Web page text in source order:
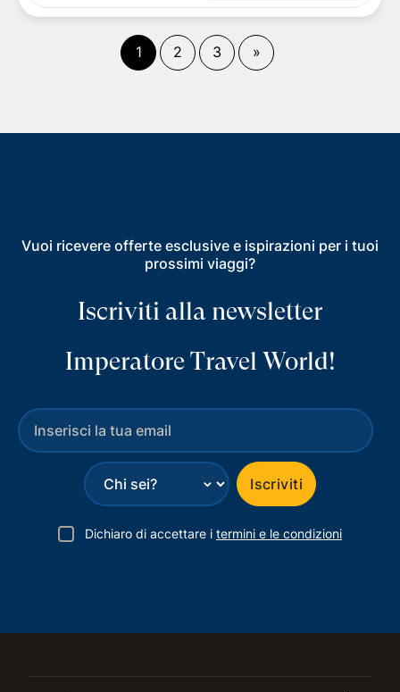
1( corrente)
2 3 »Fine
Vuoi ricevere offerte esclusive e ispirazioni per i tuoi
prossimi viaggi?
Iscriviti alla newsletter
Imperatore Travel World!
⌄ Iscriviti
Dichiaro di accettare i termini e le condizioni